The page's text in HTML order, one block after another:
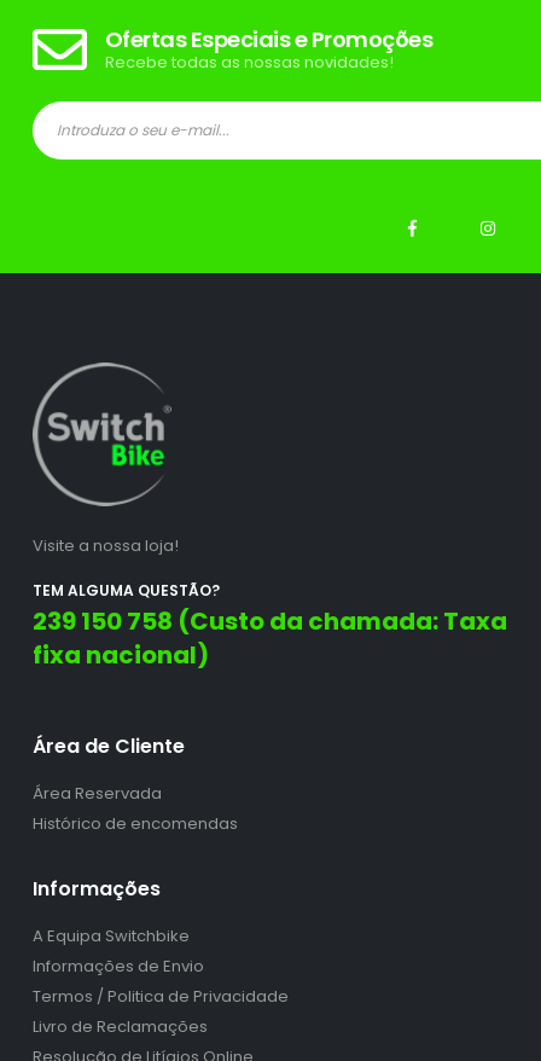
Ofertas Especiais e Promoções
Recebe todas as nossas novidades!
Visite a nossa loja!
TEM ALGUMA QUESTÃO?
239 150 758 (Custo da chamada: Taxa
fixa nacional)
Área de Cliente
Área Reservada
Histórico de encomendas
Informações
A Equipa Switchbike
Informações de Envio
Termos / Politica de Privacidade
Livro de Reclamações